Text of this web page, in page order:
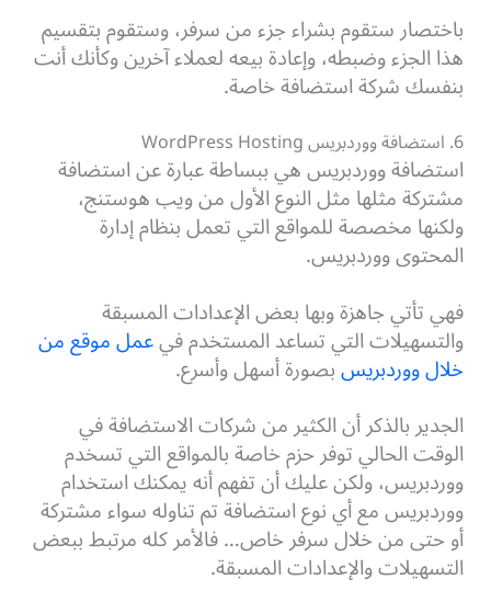
باختصار ستقوم بشراء جزء من سرفر، وستقوم بتقسيم
هذا الجزء وضبطه، وإعادة بيعه لعملاء آخرين وكأنك أنت
بنفسك شركة استضافة خاصة.
6. استضافة ووردبريس WordPress Hosting
استضافة ووردبريس هي ببساطة عبارة عن استضافة
مشتركة مثلها مثل النوع الأول من ويب هوستنج،
ولكنها مخصصة للمواقع التي تعمل بنظام إدارة
المحتوى ووردبريس.
فهي تأتي جاهزة وبها بعض الإعدادات المسبقة
والتسهيلات التي تساعد المستخدم فيعمل موقع من
خلال ووردبريسبصورة أسهل وأسرع.
الجدير بالذكر أن الكثير من شركات الاستضافة في
الوقت الحالي توفر حزم خاصة بالمواقع التي تسخدم
ووردبريس، ولكن عليك أن تفهم أنه يمكنك استخدام
ووردبريس مع أي نوع استضافة تم تناوله سواء مشتركة
أو حتى من خلال سرفر خاص… فالأمر كله مرتبط ببعض
التسهيلات والإعدادات المسبقة.